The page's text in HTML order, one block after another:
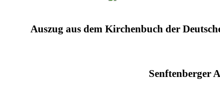
Auszug aus dem Kirchenbuch der
Senftenberger